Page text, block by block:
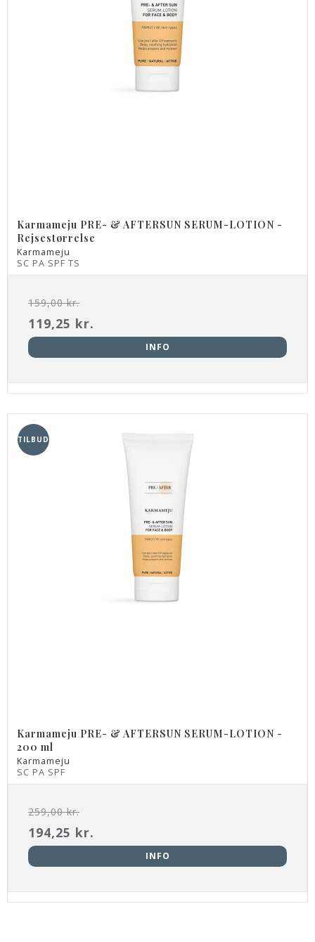
Karmameju PRE- & AFTERSUN SERUM-LOTION -
Rejsestørrelse
Karmameju
SC PA SPF TS
159,00 kr.
119,25 kr.
INFO
TILBUD
Karmameju PRE- & AFTERSUN SERUM-LOTION -
200 ml
Karmameju
SC PA SPF
259,00 kr.
194,25 kr.
INFO